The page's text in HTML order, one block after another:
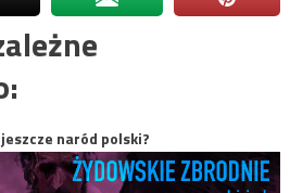
naród polski?